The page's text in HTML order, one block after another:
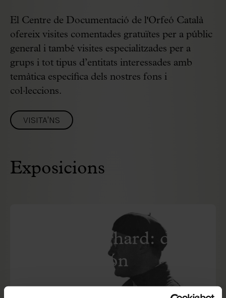
El Centre de Documentació de l'Orfeó Català
ofereix visites comentades gratuïtes per a públic
general i també visites especialitzades per a
grups i tot tipus d’entitats interessades amb
temàtica específica dels nostres fons i
col·leccions.
VISITA'NS
Exposicions
Robert Gerhard: del
Palau al Món